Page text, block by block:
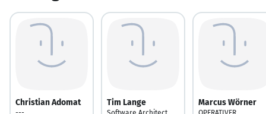
Christian Adomat Tim Lange Marcus Wörner